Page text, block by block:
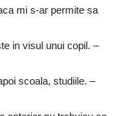
mi s-ar permite sa
in visul unui copil. –
scoala, studiile. –